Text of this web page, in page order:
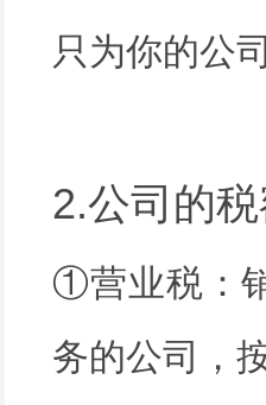
只为你的公
2.公司的
①营业税：
务的公司，